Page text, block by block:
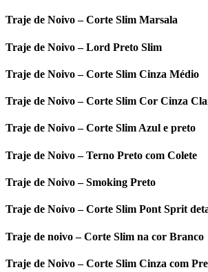
Traje de Noivo – Corte Slim Marsala
Traje de Noivo – Lord Preto Slim
Traje de Noivo – Corte Slim Cinza Médio
Traje de Noivo – Corte Slim Cor Cinza
Traje de Noivo – Corte Slim Azul e preto
Traje de Noivo – Terno Preto com Colete
Traje de Noivo – Smoking Preto
Traje de Noivo – Corte Slim Pont Sprit
Traje de noivo – Corte Slim na cor Branco
Traje de Noivo – Corte Slim Cinza com